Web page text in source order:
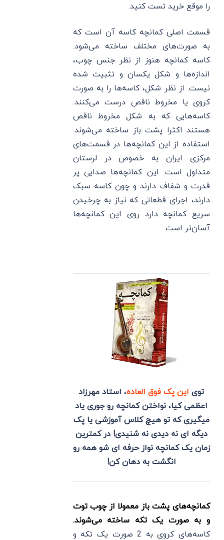
را موقع خرید تست کنید.
قسمت اصلی کمانچه کاسه آن است که
به صورت‌های مختلف ساخته می‌شود.
کاسه کمانچه هنوز از نظر جنس چوب،
اندازه‌ها و شکل یکسان و تثبیت شده
نیست. از نظر شکل، کاسه‌ها را به صورت
کروی یا مخروط ناقص درست می‌کنند.
کاسه‌هایی که به شکل مخروط ناقص
هستند اکثرا پشت باز ساخته می‌شوند.
استفاده از این کمانچه‌ها در قسمت‌های
مرکزی ایران به خصوص در لرستان
متداول است. این کمانچه‌ها صدایی پر
قدرت و شفاف دارند و چون کاسه سبک
دارند، اجرای قطعاتی که نیاز به چرخیدن
سریع کمانچه دارد روی این کمانچه‌ها
آسان‌تر است.
توی این پک فوق العاده، استاد مهرزاد
اعظمی کیا، نواختن کمانچه رو جوری یاد
میگیری که تو هیچ کلاس آموزشی یا پک
دیگه ای نه دیدی نه شنیدی! در کمترین
زمان یک کمانچه نواز حرفه ای شو همه رو
انگشت به دهان کن!
کمانچه‌های پشت باز معمولا از چوب توت
و به صورت یک تکه ساخته می‌شوند.
کاسه‌های کروی به 2 صورت یک تکه و